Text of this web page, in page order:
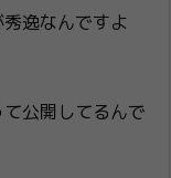
逸なんですよ
公開してるんで